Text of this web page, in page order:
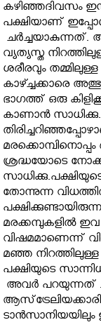
കഴിഞ്ഞദിവസം
പക്ഷിയാണ്
ചർച്ചയാകുന്നത്.
വ്യത്യസ്ത
ശരീരവും
കാഴ്ച്ചക്കാരെ
ഭാഗത്ത് ഒരു
കാണാന്‍
ശ്രദ്ധയോടെ
തോന്നുന്ന
മരക്കമ്പുകളില്‍
വിഷമമാണെന്ന്
മഞ്ഞ
പക്ഷിയുടെ
അവര്‍ പറയുന്നത് .